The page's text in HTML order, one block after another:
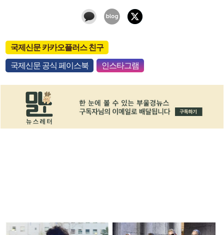
국제신문 카카오플러스 친구
국제신문 공식 페이스북 인스타그램